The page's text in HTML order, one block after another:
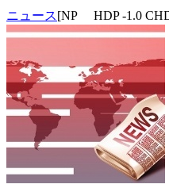
ニュース[NP HDP -1.0